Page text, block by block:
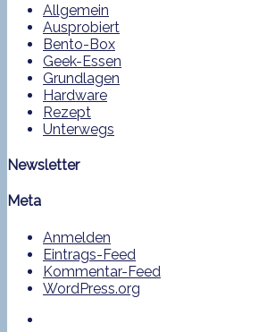
Allgemein
Ausprobiert
Bento-Box
Geek-Essen
Grundlagen
Hardware
Rezept
Unterwegs
Newsletter
Meta
Anmelden
Eintrags-Feed
Kommentar-Feed
WordPress.org